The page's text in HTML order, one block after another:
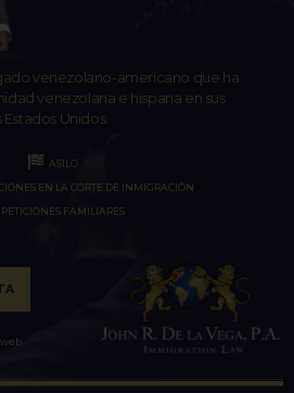
venezolano-americano que ha
venezolana e hispana en sus
Unidos.
ASILO
EN LA CORTE DE INMIGRACIÓN
PETICIONES FAMILIARES